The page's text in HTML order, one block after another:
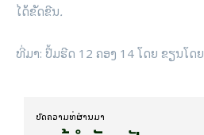
ໄດ້ຂັດຂີນ.
ທີ່ມາ: ປຶ້ມຮີດ 12 ຄອງ 14 ໂດຍ ຂຽນໂດ
ບົດ​ຄວາມ​ທີ່​ຜ່ານ​ມາ